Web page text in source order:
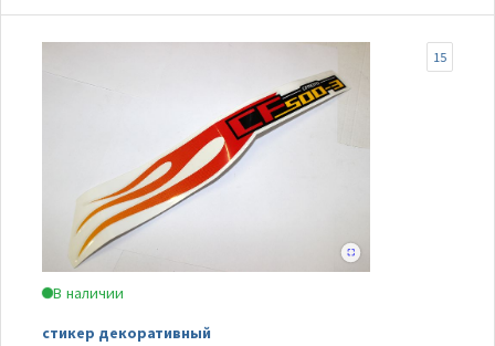
В наличии
стикер декоративный
15